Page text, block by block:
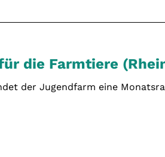
die Farmtiere
der Jugendfarm eine